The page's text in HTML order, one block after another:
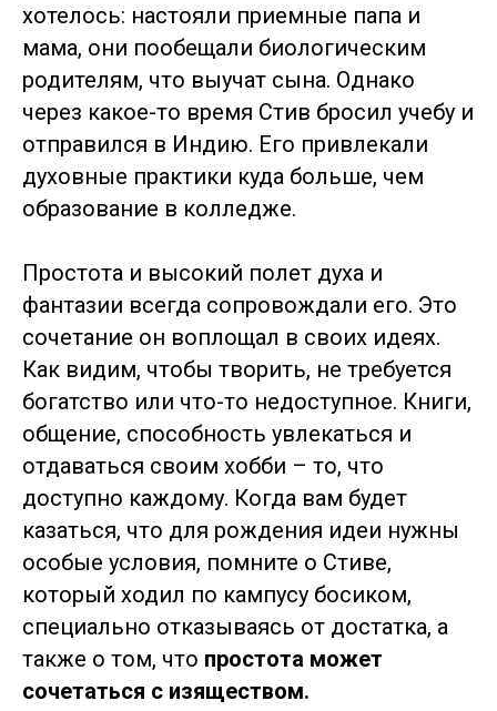
хотелось: настояли приемные папа и
мама, они пообещали биологическим
родителям, что выучат сына. Однако
через какое-то время Стив бросил учебу и
отправился в Индию. Его привлекали
духовные практики куда больше, чем
образование в колледже.
Простота и высокий полет духа и
фантазии всегда сопровождали его. Это
сочетание он воплощал в своих идеях.
Как видим, чтобы творить, не требуется
богатство или что-то недоступное. Книги,
общение, способность увлекаться и
отдаваться своим хобби – то, что
доступно каждому. Когда вам будет
казаться, что для рождения идеи нужны
особые условия, помните о Стиве,
который ходил по кампусу босиком,
специально отказываясь от достатка, а
также о том, что простота может
сочетаться с изяществом.